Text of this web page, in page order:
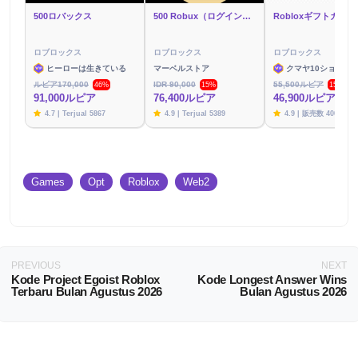
500ロバックス
ロブロックス
ヒーローは生きている
ルピア170,000
46%
91,000ルピア
4.7 | Terjual 5867
500 Robux（ログイン経由）
ロブロックス
マーベルストア
IDR 90,000
15%
76,400ルピア
4.9 | Terjual 5389
ロブロックス
クマヤ10ショップ
55,500ルピア
15%
46,900ルピア
4.9 | 販売数 4003
Games Opt Roblox Web2
PREVIOUS
Kode Project Egoist Roblox
Terbaru Bulan Agustus 2026
NEXT
Kode Longest Answer Wins
Bulan Agustus 2026